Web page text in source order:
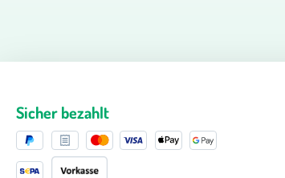
Sicher bezahlt